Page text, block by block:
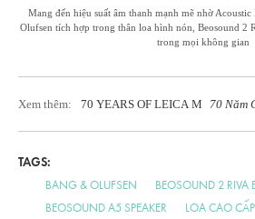
Mang đến hiệu suất âm thanh mạnh mẽ nhờ
Olufsen tích hợp trong thân loa hình nón, Beosound 2
trong mọi không gian
Xem thêm: 70 YEARS OF LEICA M
70 Năm
TAGS:
BANG & OLUFSEN
BEOSOUND 2 RIVA
BEOSOUND A5 SPEAKER
LOA CAO CẤP